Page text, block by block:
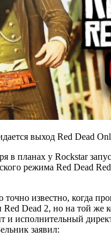
выход Red Dead
в планах у Rockstar
режима Red Dead
известно, когда
Red Dead 2, но на той же
и исполнительный
заявил: